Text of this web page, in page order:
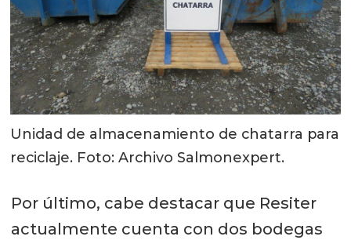
Unidad de almacenamiento de chatarra para
reciclaje. Foto: Archivo Salmonexpert.
Por último, cabe destacar que Resiter
actualmente cuenta con dos bodegas